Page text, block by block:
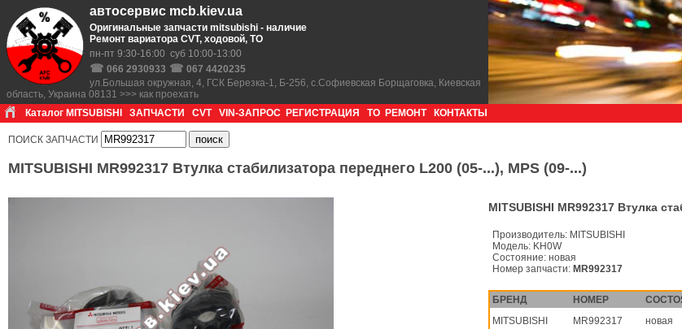
автосервис mcb.kiev.ua
Оригинальные запчасти mitsubishi - наличие
Ремонт вариатора CVT, ходовой, ТО
пн-пт 9:30-16:00 суб 10:00-13:00
☎ 066 2930933 ☎ 067 4420235
ул.Большая окружная, 4, ГСК Березка-1, Б-256, с.Софиевская Борщаговка, Киевская
область, Украина 08131 >>> как проехать
Каталог MITSUBISHI
ЗАПЧАСТИ CVT VIN-ЗАПРОС РЕГИСТРАЦИЯ ТО РЕМОНТ КОНТАКТЫ
ПОИСК ЗАПЧАСТИ
MITSUBISHI MR992317 Втулка стабилизатора переднего L200 (05-...), MPS (09-...)
MITSUBISHI MR992317 Втулка
Производитель: MITSUBISHI
Модель: KH0W
Состояние: новая
Номер запчасти: MR992317
БРЕНД НОМЕР
MITSUBISHI
MR992317 новая